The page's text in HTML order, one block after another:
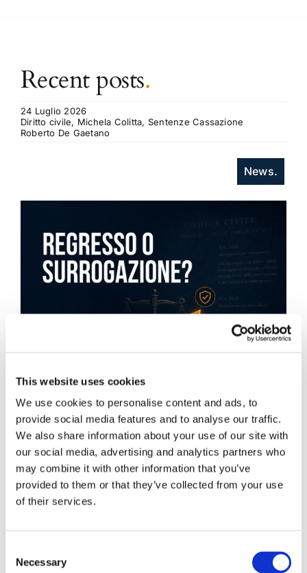
This website uses cookies
We use cookies to personalise content and ads, to
provide social media features and to analyse our traffic.
We also share information about your use of our site with
our social media, advertising and analytics partners who
may combine it with other information that you’ve
provided to them or that they’ve collected from your use
of their services.
Selection
Necessary
Recent posts.
24 Luglio 2026
Diritto civile, Michela Colitta, Sentenze Cassazione
Roberto De Gaetano
News.
Obbligazioni solidali passive:
rapporti tra surrogazione legale e
La sentenza n. 16835 del 29 maggio 2026 della